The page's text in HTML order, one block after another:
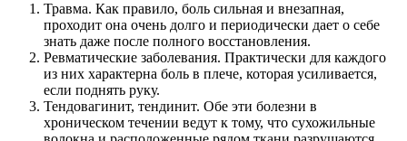
Травма. Как правило, боль сильная и внезапная,
проходит она очень долго и периодически дает о себе
знать даже после полного восстановления.
Ревматические заболевания. Практически для каждого
из них характерна боль в плече, которая усиливается,
если поднять руку.
Тендовагинит, тендинит. Обе эти болезни в
хроническом течении ведут к тому, что сухожильные